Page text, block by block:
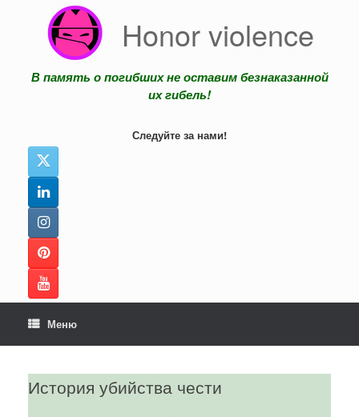
содержанию
Honor violence
В память о погибших не оставим безнаказанной
их гибель!
Следуйте за нами!
Меню
История убийства чести